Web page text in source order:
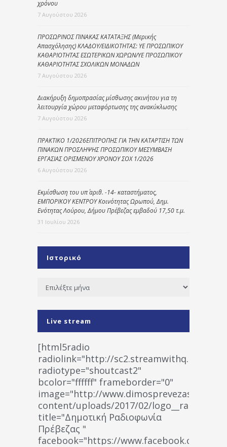
χρόνου
7 Αυγούστου 2026
ΠΡΟΣΩΡΙΝΟΣ ΠΙΝΑΚΑΣ ΚΑΤΑΤΑΞΗΣ (Μερικής
Απασχόλησης) ΚΛΑΔΟΥ/ΕΙΔΙΚΟΤΗΤΑΣ: ΥΕ ΠΡΟΣΩΠΙΚΟΥ
ΚΑΘΑΡΙΟΤΗΤΑΣ ΕΣΩΤΕΡΙΚΩΝ ΧΩΡΩΝ/ΥΕ ΠΡΟΣΩΠΙΚΟΥ
ΚΑΘΑΡΙΟΤΗΤΑΣ ΣΧΟΛΙΚΩΝ ΜΟΝΑΔΩΝ
7 Αυγούστου 2026
Διακήρυξη δημοπρασίας μίσθωσης ακινήτου για τη
λειτουργία χώρου μεταφόρτωσης της ανακύκλωσης
7 Αυγούστου 2026
ΠΡΑΚΤΙΚΟ 1/2026ΕΠΙΤΡΟΠΗΣ ΓΙΑ ΤΗΝ ΚΑΤΑΡΤΙΣΗ ΤΩΝ
ΠΙΝΑΚΩΝ ΠΡΟΣΛΗΨΗΣ ΠΡΟΣΩΠΙΚΟΥ ΜΕΣΥΜΒΑΣΗ
ΕΡΓΑΣΙΑΣ ΟΡΙΣΜΕΝΟΥ ΧΡΟΝΟΥ ΣΟΧ 1/2026
6 Αυγούστου 2026
Εκμίσθωση του υπ΄ αριθ. -14- καταστήματος,
ΕΜΠΟΡΙΚΟΥ ΚΕΝΤΡΟΥ Κοινότητας Ωρωπού, Δημ.
Ενότητας Λούρου, Δήμου Πρέβεζας εμβαδού 17,50 τ.μ.
31 Ιουλίου 2026
Ιστορικό
Ιστορικό
Live stream
[html5radio
radiolink="http://
radiotype="shoutcast2"
bcolor="ffffff" frameborder="0"
image="http://www.dimosprevezas.gr/wp-
content/uploads/2017/02/
title="Δημοτική Ραδιοφωνία
Πρέβεζας "
facebook="https://www.facebook.com/